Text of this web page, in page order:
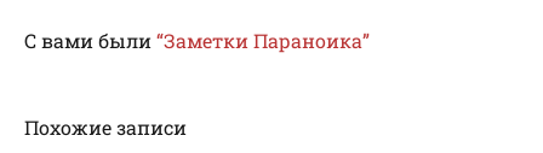
С вами были “Заметки Параноика”
Похожие записи